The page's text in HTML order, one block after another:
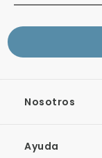
Nosotros
Ayuda